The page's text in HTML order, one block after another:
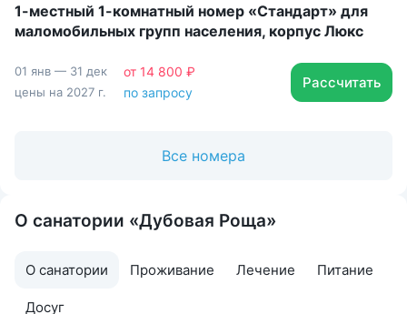
1-местный 1-комнатный номер «Стандарт» для
маломобильных групп населения, корпус Люкс
01 янв — 31 дек от 14 800 ₽
цены на 2027 г. по запросу
Рассчитать
Все номера
О санатории «Дубовая Роща»
О санатории Проживание Лечение Питание
Досуг